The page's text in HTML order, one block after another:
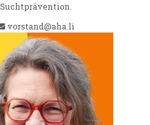
Suchtprävention.
vorstand@aha.li